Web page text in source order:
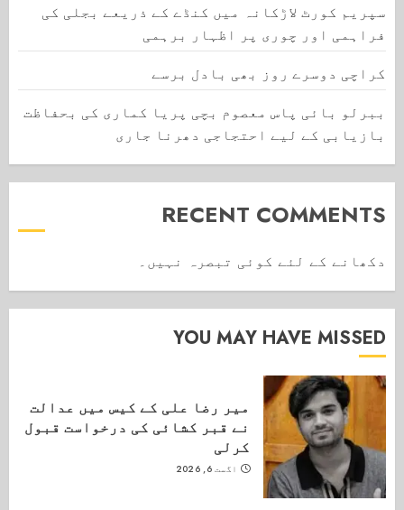
سپریم کورٹ لاڑکانہ میں کنڈے کے ذریعے بجلی کی
فراہمی اور چوری پر اظہار برہمی
کراچی دوسرے روز بھی بادل برسے
ببرلو بائی پاس معصوم بچی پریا کماری کی بحفاظت
بازیابی کے لیے احتجاجی دھرنا جاری
RECENT COMMENTS
دکھانے کے لئے کوئی تبصرہ نہیں۔
YOU MAY HAVE MISSED
میر رضا علی کے کیس میں عدالت
نے قبر کشائی کی درخواست قبول
کرلی
اگست 6, 2026